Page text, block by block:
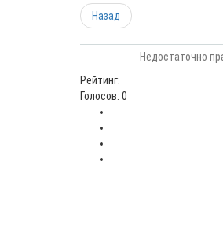
Назад
Недостаточно
Рейтинг:
Голосов: 0